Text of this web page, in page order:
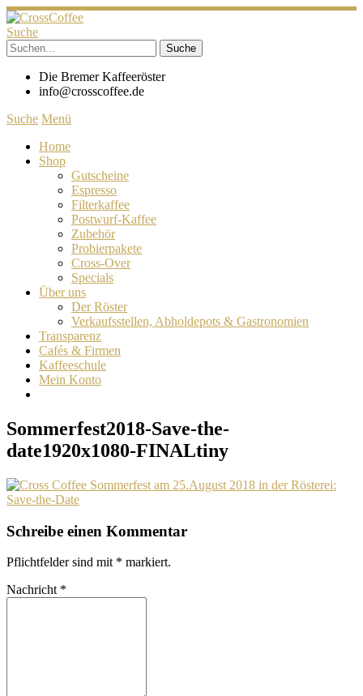
Suche
Die Bremer Kaffeeröster
info@crosscoffee.de
Suche Menü
Home
Shop
Gutscheine
Espresso
Filterkaffee
Postwurf-Kaffee
Zubehör
Probierpakete
Cross-Over
Specials
Über uns
Der Röster
Verkaufsstellen, Abholdepots & Gastronomien
Transparenz
Cafés & Firmen
Kaffeeschule
Mein Konto
Sommerfest2018-Save-the-
date1920x1080-FINALtiny
Schreibe einen Kommentar
Pflichtfelder sind mit * markiert.
Nachricht *